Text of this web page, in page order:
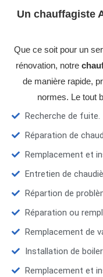
Un chauffagiste
Que ce soit pour un
rénovation, notre
de manière rapide,
normes. Le tout
Recherche de fuite.
Réparation de
Remplacement et
Entretien de
Répartion de
Réparation ou
Remplacement de
Installation de boiler
Remplacement et